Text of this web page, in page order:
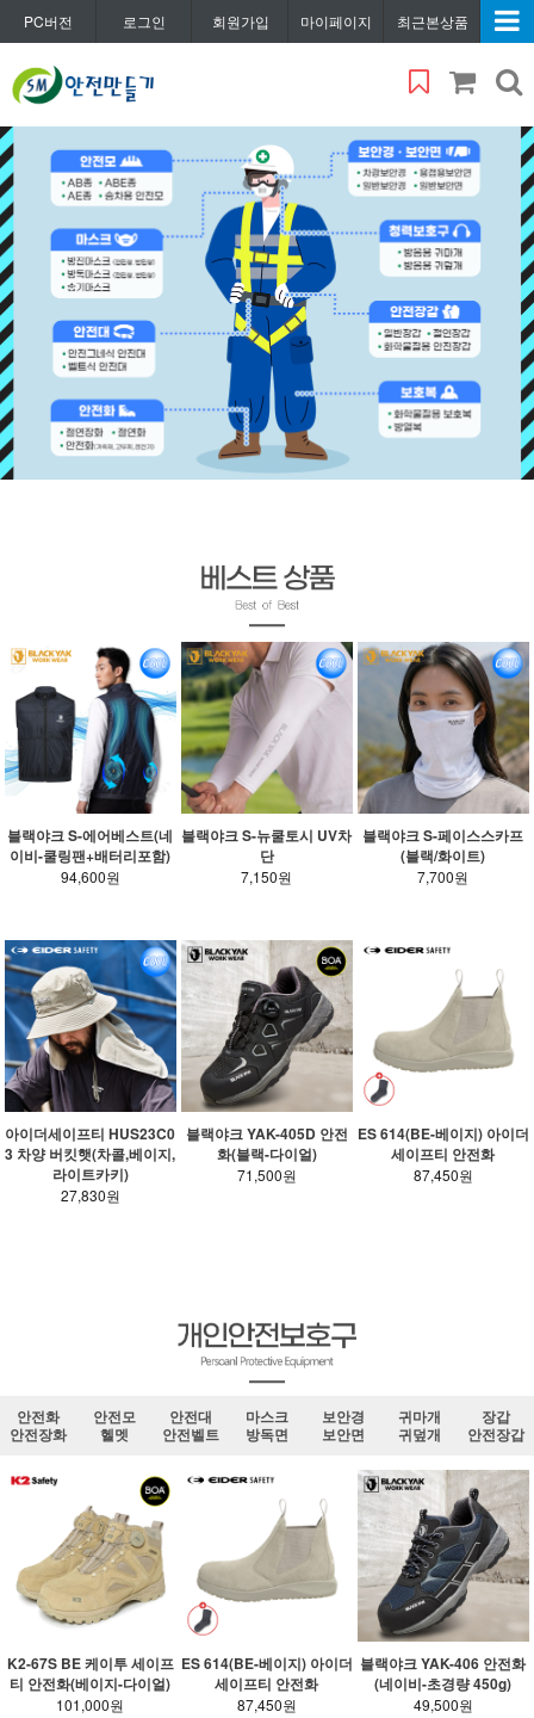
PC버전 로그인 회원가입 마이페이지 최근본상품
블랙야크 S-에어베스트(네
이비-쿨링팬+배터리포함)
94,600원
블랙야크 S-뉴쿨토시 UV차
단
7,150원
블랙야크 S-페이스스카프
(블랙/화이트)
7,700원
아이더세이프티 HUS23C0
3 차양 버킷햇(차콜,베이지,
라이트카키)
27,830원
블랙야크 YAK-405D 안전
화(블랙-다이얼)
71,500원
ES 614(BE-베이지) 아이더
세이프티 안전화
87,450원
안전화
안전장화
안전모
헬멧
안전대
안전벨트
마스크
방독면
보안경
보안면
귀마개
귀덮개
장갑
안전장갑
K2-67S BE 케이투 세이프
티 안전화(베이지-다이얼)
101,000원
ES 614(BE-베이지) 아이더
세이프티 안전화
87,450원
블랙야크 YAK-406 안전화
(네이비-초경량 450g)
49,500원